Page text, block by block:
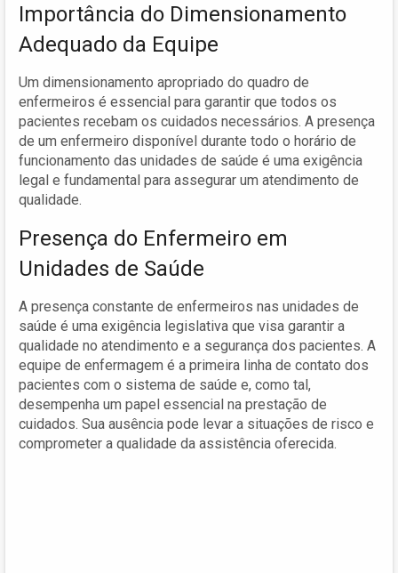
Importância do Dimensionamento
Adequado da Equipe
Um dimensionamento apropriado do quadro de
enfermeiros é essencial para garantir que todos os
pacientes recebam os cuidados necessários. A presença
de um enfermeiro disponível durante todo o horário de
funcionamento das unidades de saúde é uma exigência
legal e fundamental para assegurar um atendimento de
qualidade.
Presença do Enfermeiro em
Unidades de Saúde
A presença constante de enfermeiros nas unidades de
saúde é uma exigência legislativa que visa garantir a
qualidade no atendimento e a segurança dos pacientes. A
equipe de enfermagem é a primeira linha de contato dos
pacientes com o sistema de saúde e, como tal,
desempenha um papel essencial na prestação de
cuidados. Sua ausência pode levar a situações de risco e
comprometer a qualidade da assistência oferecida.